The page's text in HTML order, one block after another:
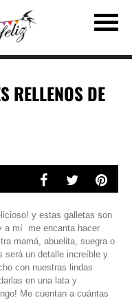
RELLENOS DE
y estas galletas son
a mí me encanta hacer
mamá, abuelita, suegra o
será un detalle increíble y
con nuestras lindas
en una lata y
Me cuentan a cuántas